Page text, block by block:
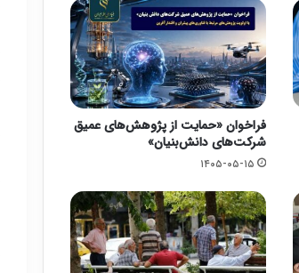
فراخوان «حمایت از پژوهش‌های عمیق
شرکت‌های دانش‌بنیان»
۱۴۰۵-۰۵-۱۵